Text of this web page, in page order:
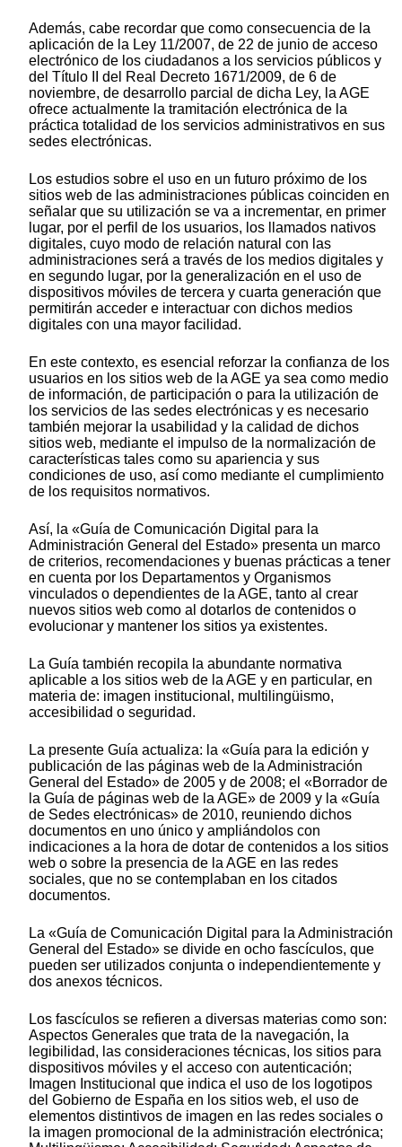
Además, cabe recordar que como consecuencia de la
aplicación de la Ley 11/2007, de 22 de junio de acceso
electrónico de los ciudadanos a los servicios públicos y
del Título II del Real Decreto 1671/2009, de 6 de
noviembre, de desarrollo parcial de dicha Ley, la AGE
ofrece actualmente la tramitación electrónica de la
práctica totalidad de los servicios administrativos en sus
sedes electrónicas.
Los estudios sobre el uso en un futuro próximo de los
sitios web de las administraciones públicas coinciden en
señalar que su utilización se va a incrementar, en primer
lugar, por el perfil de los usuarios, los llamados nativos
digitales, cuyo modo de relación natural con las
administraciones será a través de los medios digitales y
en segundo lugar, por la generalización en el uso de
dispositivos móviles de tercera y cuarta generación que
permitirán acceder e interactuar con dichos medios
digitales con una mayor facilidad.
En este contexto, es esencial reforzar la confianza de los
usuarios en los sitios web de la AGE ya sea como medio
de información, de participación o para la utilización de
los servicios de las sedes electrónicas y es necesario
también mejorar la usabilidad y la calidad de dichos
sitios web, mediante el impulso de la normalización de
características tales como su apariencia y sus
condiciones de uso, así como mediante el cumplimiento
de los requisitos normativos.
Así, la «Guía de Comunicación Digital para la
Administración General del Estado» presenta un marco
de criterios, recomendaciones y buenas prácticas a tener
en cuenta por los Departamentos y Organismos
vinculados o dependientes de la AGE, tanto al crear
nuevos sitios web como al dotarlos de contenidos o
evolucionar y mantener los sitios ya existentes.
La Guía también recopila la abundante normativa
aplicable a los sitios web de la AGE y en particular, en
materia de: imagen institucional, multilingüismo,
accesibilidad o seguridad.
La presente Guía actualiza: la «Guía para la edición y
publicación de las páginas web de la Administración
General del Estado» de 2005 y de 2008; el «Borrador de
la Guía de páginas web de la AGE» de 2009 y la «Guía
de Sedes electrónicas» de 2010, reuniendo dichos
documentos en uno único y ampliándolos con
indicaciones a la hora de dotar de contenidos a los sitios
web o sobre la presencia de la AGE en las redes
sociales, que no se contemplaban en los citados
documentos.
La «Guía de Comunicación Digital para la Administración
General del Estado» se divide en ocho fascículos, que
pueden ser utilizados conjunta o independientemente y
dos anexos técnicos.
Los fascículos se refieren a diversas materias como son:
Aspectos Generales que trata de la navegación, la
legibilidad, las consideraciones técnicas, los sitios para
dispositivos móviles y el acceso con autenticación;
Imagen Institucional que indica el uso de los logotipos
del Gobierno de España en los sitios web, el uso de
elementos distintivos de imagen en las redes sociales o
la imagen promocional de la administración electrónica;